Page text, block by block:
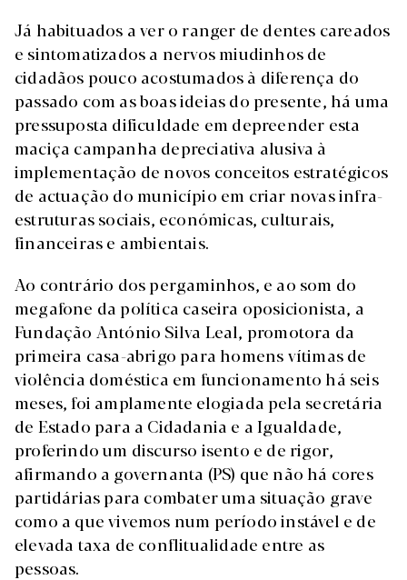
Já habituados a ver o ranger de dentes careados
e sintomatizados a nervos miudinhos de
cidadãos pouco acostumados à diferença do
passado com as boas ideias do presente, há uma
pressuposta dificuldade em depreender esta
maciça campanha depreciativa alusiva à
implementação de novos conceitos estratégicos
de actuação do município em criar novas infra-
estruturas sociais, económicas, culturais,
financeiras e ambientais.
Ao contrário dos pergaminhos, e ao som do
megafone da política caseira oposicionista, a
Fundação António Silva Leal, promotora da
primeira casa-abrigo para homens vítimas de
violência doméstica em funcionamento há seis
meses, foi amplamente elogiada pela secretária
de Estado para a Cidadania e a Igualdade,
proferindo um discurso isento e de rigor,
afirmando a governanta (PS) que não há cores
partidárias para combater uma situação grave
como a que vivemos num período instável e de
elevada taxa de conflitualidade entre as
pessoas.